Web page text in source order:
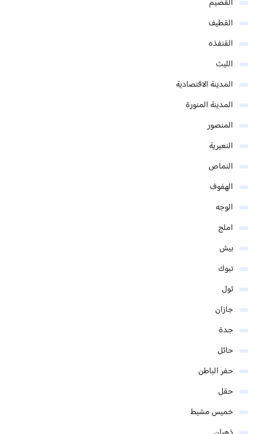
القصيم
القطيف
القنفذه
الليث
المدينة الاقتصادية
المدينة المنورة
المنصور
النعيرية
النماص
الهفوف
الوجه
املج
بيش
تبوك
ثول
جازان
جدة
حائل
حفر الباطن
حقل
خميس مشيط